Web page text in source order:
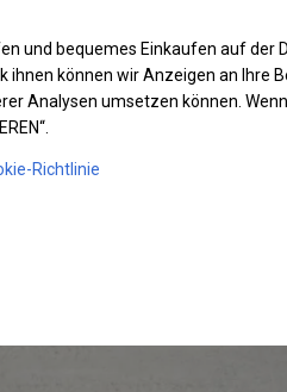
und bequemes Einkaufen auf
ihnen können wir Anzeigen an
Analysen umsetzen können.
Richtlinie